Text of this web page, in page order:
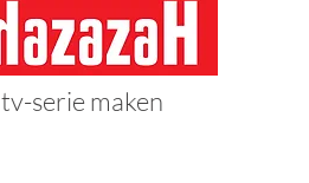
tv-serie maken